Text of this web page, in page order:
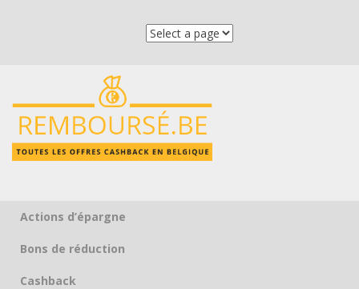
Skip to content
Actions d’épargne
Bons de réduction
Cashback